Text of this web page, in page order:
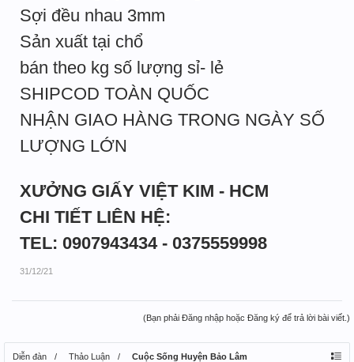
Sợi đều nhau 3mm
Sản xuất tại chổ
bán theo kg số lượng sỉ- lẻ
SHIPCOD TOÀN QUỐC
NHẬN GIAO HÀNG TRONG NGÀY SỐ
LƯỢNG LỚN
XƯỞNG GIẤY VIỆT KIM - HCM
CHI TIẾT LIÊN HỆ:
TEL: 0907943434 - 0375559998
31/12/21
(Bạn phải Đăng nhập hoặc Đăng ký để trả lời bài viết.)
Diễn đàn Thảo Luận Cuộc Sống Huyện Bảo Lâm